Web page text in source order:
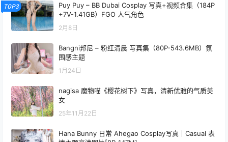
TOP3
Puy Puy – BB Dubai Cosplay 写真+视频合集（184P
+7V-1.41GB）FGO 人气角色
2月8日
Bangni邦尼 – 粉红清晨 写真集（80P-543.6MB）氛
围感主题
1月24日
nagisa 魔物喵《樱花树下》写真，清新优雅的气质美
女
25年11月22日
Hana Bunny 日常 Ahegao Cosplay写真｜Casual 表